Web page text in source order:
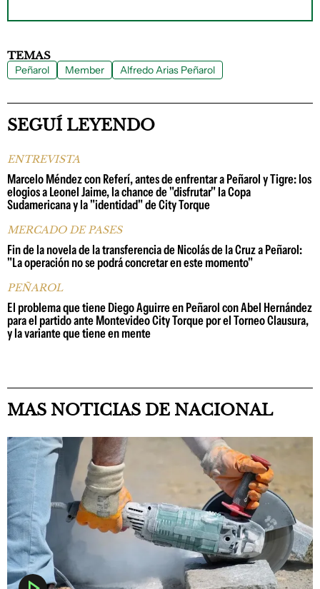
TEMAS
Peñarol Member Alfredo Arias Peñarol
SEGUÍ LEYENDO
ENTREVISTA
Marcelo Méndez con Referí, antes de enfrentar a Peñarol y Tigre: los
elogios a Leonel Jaime, la chance de "disfrutar" la Copa
Sudamericana y la "identidad" de City Torque
MERCADO DE PASES
Fin de la novela de la transferencia de Nicolás de la Cruz a Peñarol:
"La operación no se podrá concretar en este momento"
PEÑAROL
El problema que tiene Diego Aguirre en Peñarol con Abel Hernández
para el partido ante Montevideo City Torque por el Torneo Clausura,
y la variante que tiene en mente
MAS NOTICIAS DE NACIONAL